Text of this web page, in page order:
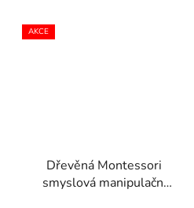
AKCE
Dřevěná Montessori
smyslová manipulační